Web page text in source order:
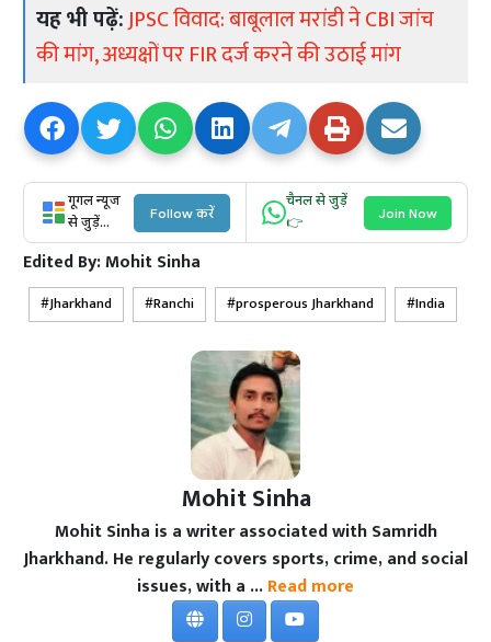
यह भी पढ़ें:JPSC विवाद: बाबूलाल मरांडी ने CBI जांच
की मांग, अध्यक्षों पर FIR दर्ज करने की उठाई मांग
गूगल न्यूज
से जुड़ें...
Follow करें
चैनल से जुड़ें
👉
Join Now
Edited By:Mohit Sinha
Jharkhand Ranchi prosperous Jharkhand India
Mohit Sinha
Mohit Sinha is a writer associated with Samridh
Jharkhand. He regularly covers sports, crime, and social
issues, with a ...Read more